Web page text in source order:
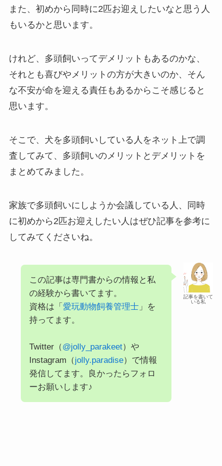
また、初めから同時に2匹お迎えしたいなと思う人
もいるかと思います。
けれど、多頭飼いってデメリットもあるのかな、
それとも喜びやメリットの方が大きいのか、そん
な不安が命を迎える責任もあるからこそ感じると
思います。
そこで、犬を多頭飼いしている人をネット上で調
査してみて、多頭飼いのメリットとデメリットを
まとめてみました。
家族で多頭飼いにしようか会議している人、同時
に初めから2匹お迎えしたい人はぜひ記事を参考に
してみてくださいね。
記事を書いて
いる私
この記事は専門書からの情報と私
の経験から書いてます。
資格は「 愛玩動物飼養管理士」を
持ってます。
Twitter（@jolly_parakeet）や
Instagram（jolly.paradise）で情報
発信してます。良かったらフォロ
ーお願いします♪